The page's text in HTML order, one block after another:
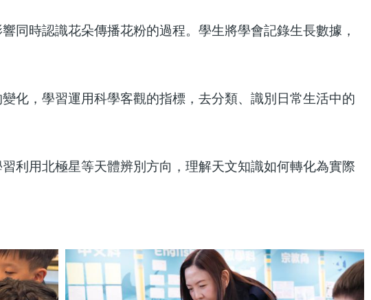
同時認識花朵傳播花粉的過程。學生將學會記錄生長數據，
化，學習運用科學客觀的指標，去分類、識別日常生活中的
利用北極星等天體辨別方向，理解天文知識如何轉化為實際